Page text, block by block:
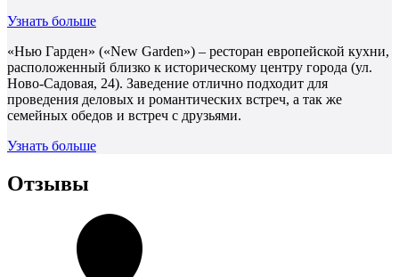
Узнать больше
«Нью Гарден» («New Garden») – ресторан европейской кухни,
расположенный близко к историческому центру города (ул.
Ново-Садовая, 24). Заведение отлично подходит для
проведения деловых и романтических встреч, а так же
семейных обедов и встреч с друзьями.
Узнать больше
Отзывы